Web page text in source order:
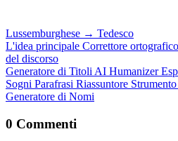
Lussemburghese → Tedesco
L'idea principale Correttore ortografico
del discorso
Generatore di Titoli AI Humanizer
Sogni Parafrasi Riassuntore
Generatore di Nomi
0 Commenti